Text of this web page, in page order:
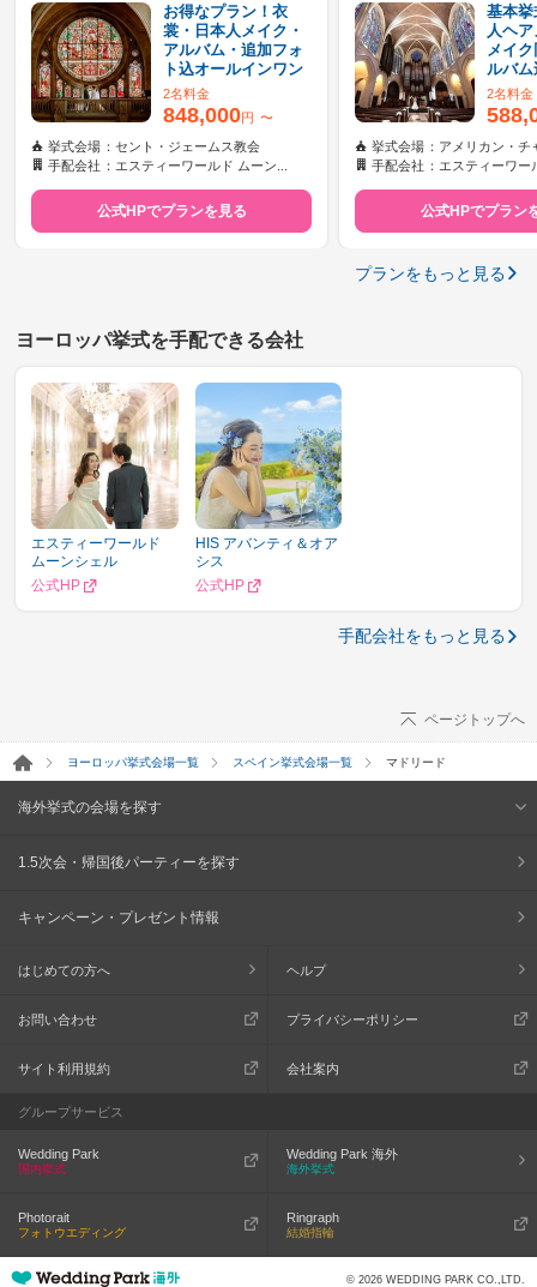
お得なプラン！衣
裳・日本人メイク・
アルバム・追加フォ
ト込オールインワン
2名料金
848,000円 〜
挙式会場
セント・ジェームス教会
手配会社
エスティーワールド ムーン...
公式HPでプランを見る
基本
人ヘ
メイ
ルバ
2名料金
挙式会場
アメリカン・チ
手配会社
エスティーワー
公式HPでプラン
プランをもっと見る
ヨーロッパ挙式を手配できる会社
エスティーワールド
ムーンシェル
公式HP
HIS アバンティ＆オア
シス
公式HP
手配会社をもっと見る
ページトップへ
ヨーロッパ挙式会場一覧 スペイン挙式会場一覧 マドリード
海外挙式の会場を探す
1.5次会・帰国後パーティーを探す
キャンペーン・プレゼント情報
はじめての方へ ヘルプ
お問い合わせ プライバシーポリシー
サイト利用規約 会社案内
グループサービス
Wedding Park
国内挙式
Wedding Park 海外
海外挙式
Photorait
フォトウエディング
Ringraph
結婚指輪
© 2026 WEDDING PARK CO.,LTD.